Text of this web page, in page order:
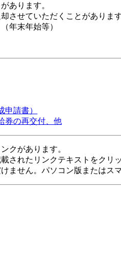
あります。
させていただくことがあります
（年末年始等）
請書）
券の再交付、他
クがあります。
されたリンクテキストをクリ
ません。パソコン版またはス